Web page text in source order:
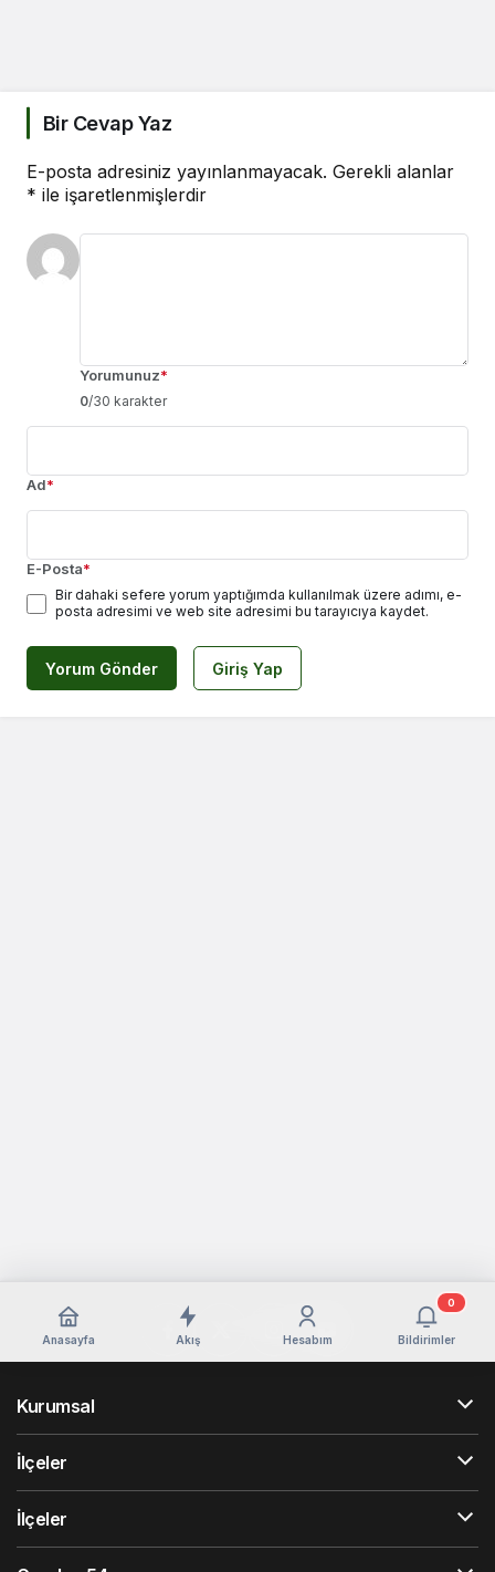
Bir Cevap Yaz
E-posta adresiniz yayınlanmayacak. Gerekli alanlar
* ile işaretlenmişlerdir
Yorumunuz*
0/30 karakter
Ad*
E-Posta*
Bir dahaki sefere yorum yaptığımda kullanılmak üzere adımı, e-
posta adresimi ve web site adresimi bu tarayıcıya kaydet.
Yorum Gönder Giriş Yap
Anasayfa Akış Hesabım Bildirimler
0
Kurumsal
İlçeler
İlçeler